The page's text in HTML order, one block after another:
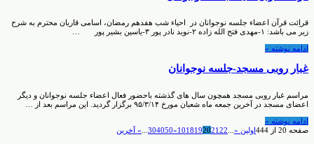
قراِئت قرآن اعضاء جلسه نوجوانان در احیاء شب هفدهم رمضان، اسامی قاریان محترم به شرح
زیر می باشد: ۱-مهدی فتح الله زاده ۲-نوید نادر پور ۳-یاسین بشیر پور …
ادامه نوشته »
غبار روبی مسجد-جلسه نوجوانان
مراسم غبار روبی مسجد همچون سال های گذشته باحضور فعال اعضاء جلسه نوجوانان و دیگر
اعضای مسجد در آخرین جمعه ماه شعبان مورخ ۹۵/۳/۱۴ برگزار گردید. این مراسم بعد از …
ادامه نوشته »
صفحه 20 از 444
اولین « 1018192021 22
»
304050 » آخرین